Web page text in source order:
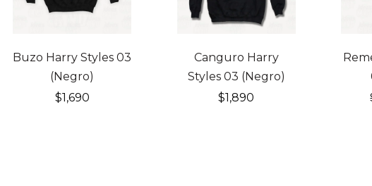
Buzo Harry Styles 03
(Negro)
$1,690
Canguro Harry
Styles 03 (Negro)
$1,890